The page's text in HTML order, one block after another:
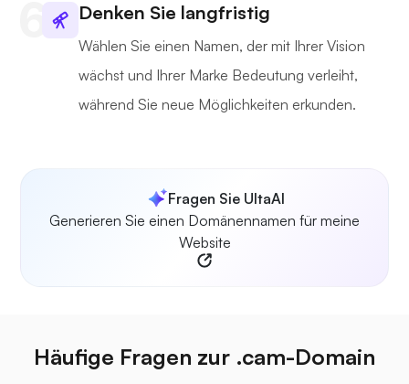
Denken Sie langfristig
Wählen Sie einen Namen, der mit Ihrer Vision
wächst und Ihrer Marke Bedeutung verleiht,
während Sie neue Möglichkeiten erkunden.
Fragen Sie UltaAI
Generieren Sie einen Domänennamen für meine
Website
Häufige Fragen zur .cam-Domain